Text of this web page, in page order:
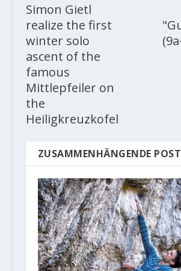
Simon Gietl
realize the first
winter solo
ascent of the
famous
Mittlepfeiler on
the
Heiligkreuzkofel
ZUSAMMENHÄNGENDE